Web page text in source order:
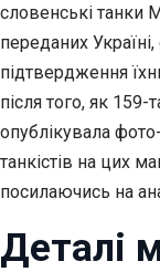
словенські танки
переданих
підтвердження
після того, як
опублікувала
танкістів на цих
посилаючись на
Деталі